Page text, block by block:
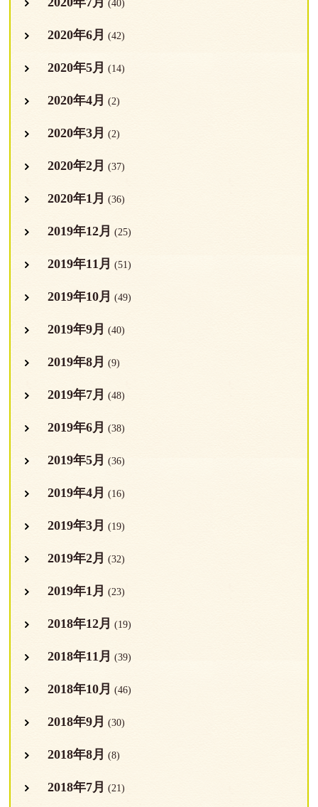
(40)
2020年6月 (42)
2020年5月 (14)
2020年4月 (2)
2020年3月 (2)
2020年2月 (37)
2020年1月 (36)
2019年12月 (25)
2019年11月 (51)
2019年10月 (49)
2019年9月 (40)
2019年8月 (9)
2019年7月 (48)
2019年6月 (38)
2019年5月 (36)
2019年4月 (16)
2019年3月 (19)
2019年2月 (32)
2019年1月 (23)
2018年12月 (19)
2018年11月 (39)
2018年10月 (46)
2018年9月 (30)
2018年8月 (8)
2018年7月 (21)